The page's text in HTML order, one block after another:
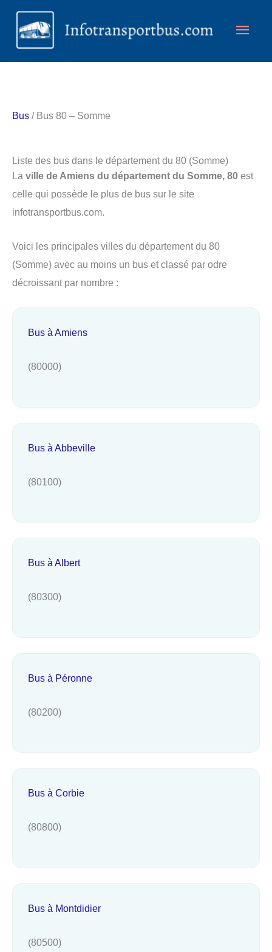
Aller
contenu
Bus / Bus 80 – Somme
Liste des bus dans le département du 80 (Somme)
La ville de Amiens du département du Somme, 80 est
celle qui possède le plus de bus sur le site
infotransportbus.com.
Voici les principales villes du département du 80
(Somme) avec au moins un bus et classé par odre
décroissant par nombre :
Bus à Amiens
(80000)
Bus à Abbeville
(80100)
Bus à Albert
(80300)
Bus à Péronne
(80200)
Bus à Corbie
(80800)
Bus à Montdidier
(80500)